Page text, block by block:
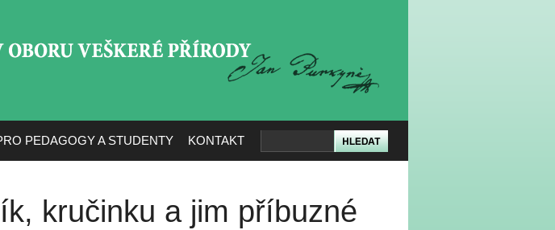
PEDAGOGY A STUDENTY KONTAKT
kručinku a jim příbuzné